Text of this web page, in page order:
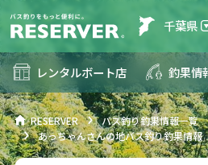
千葉県
レンタルボート店 釣果情
RESERVER
バス釣り釣果情報一覧
あっちゃんさんの地バス釣り釣果情報